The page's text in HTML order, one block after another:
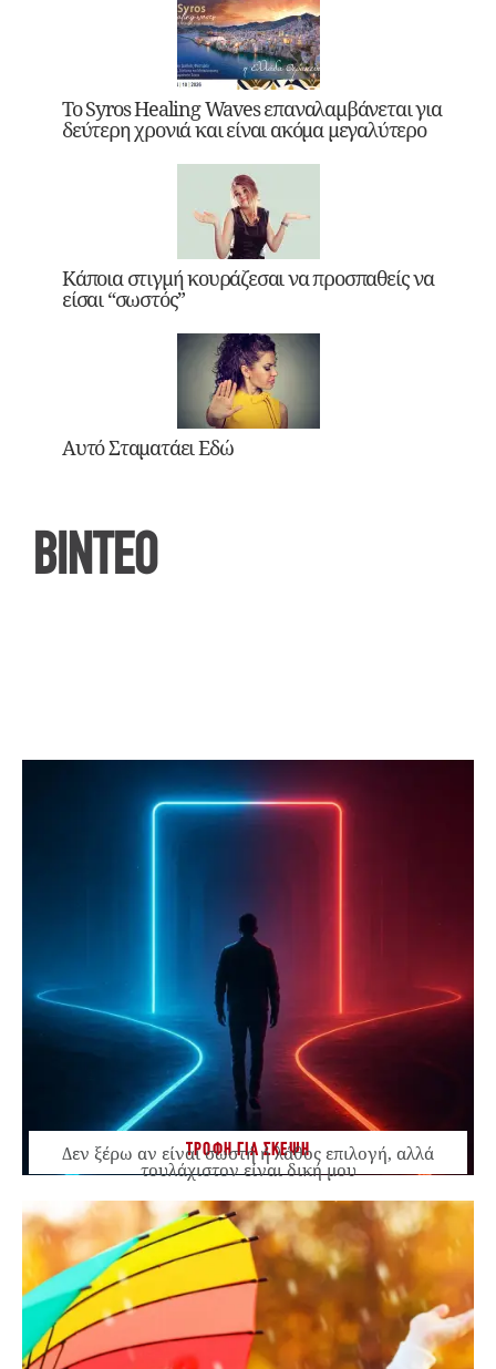
Το Syros Healing Waves επαναλαμβάνεται για
δεύτερη χρονιά και είναι ακόμα μεγαλύτερο
Κάποια στιγμή κουράζεσαι να προσπαθείς να
είσαι “σωστός”
Αυτό Σταματάει Εδώ
ΒΙΝΤΕΟ
ΤΡΟΦΗ ΓΙΑ ΣΚΕΨΗ
Δεν ξέρω αν είναι σωστή ή λάθος επιλογή, αλλά
τουλάχιστον είναι δική μου